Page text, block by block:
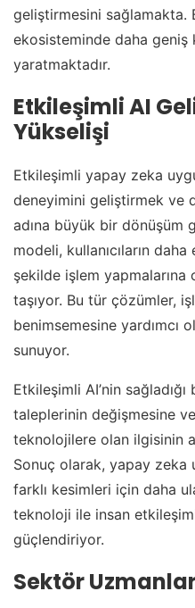
geliştirmesini sağlamakta.
ekosisteminde daha geniş
yaratmaktadır.
Etkileşimli AI
Yükselişi
Etkileşimli yapay zeka
deneyimini geliştirmek ve
adına büyük bir dönüşüm
modeli, kullanıcıların
şekilde işlem yapmalarına
taşıyor. Bu tür çözümler,
benimsemesine yardımcı
sunuyor.
Etkileşimli AI’nin
taleplerinin değişmesine ve
teknolojilere olan ilgisinin
Sonuç olarak, yapay zeka
farklı kesimleri için daha
teknoloji ile insan
güçlendiriyor.
Sektör